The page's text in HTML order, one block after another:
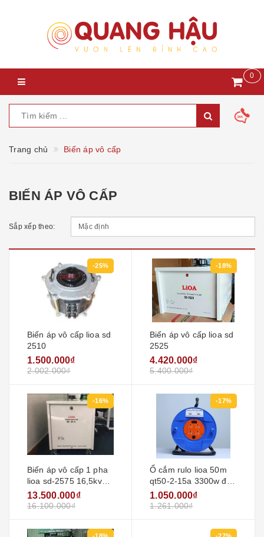
0
Trang chủ Biến áp vô cấp
BIẾN ÁP VÔ CẤP
Sắp xếp theo:
-25%
Biến áp vô cấp lioa sd
2510
1.500.000₫
2.002.000₫
-18%
Biến áp vô cấp lioa sd
2525
4.420.000₫
5.400.000₫
-16%
Biến áp vô cấp 1 pha
lioa sd-2575 16,5kva
75a
13.500.000₫
16.100.000₫
-17%
Ổ cắm rulo lioa 50m
qt50-2-15a 3300w đa
năng kéo dài
1.050.000₫
1.261.000₫